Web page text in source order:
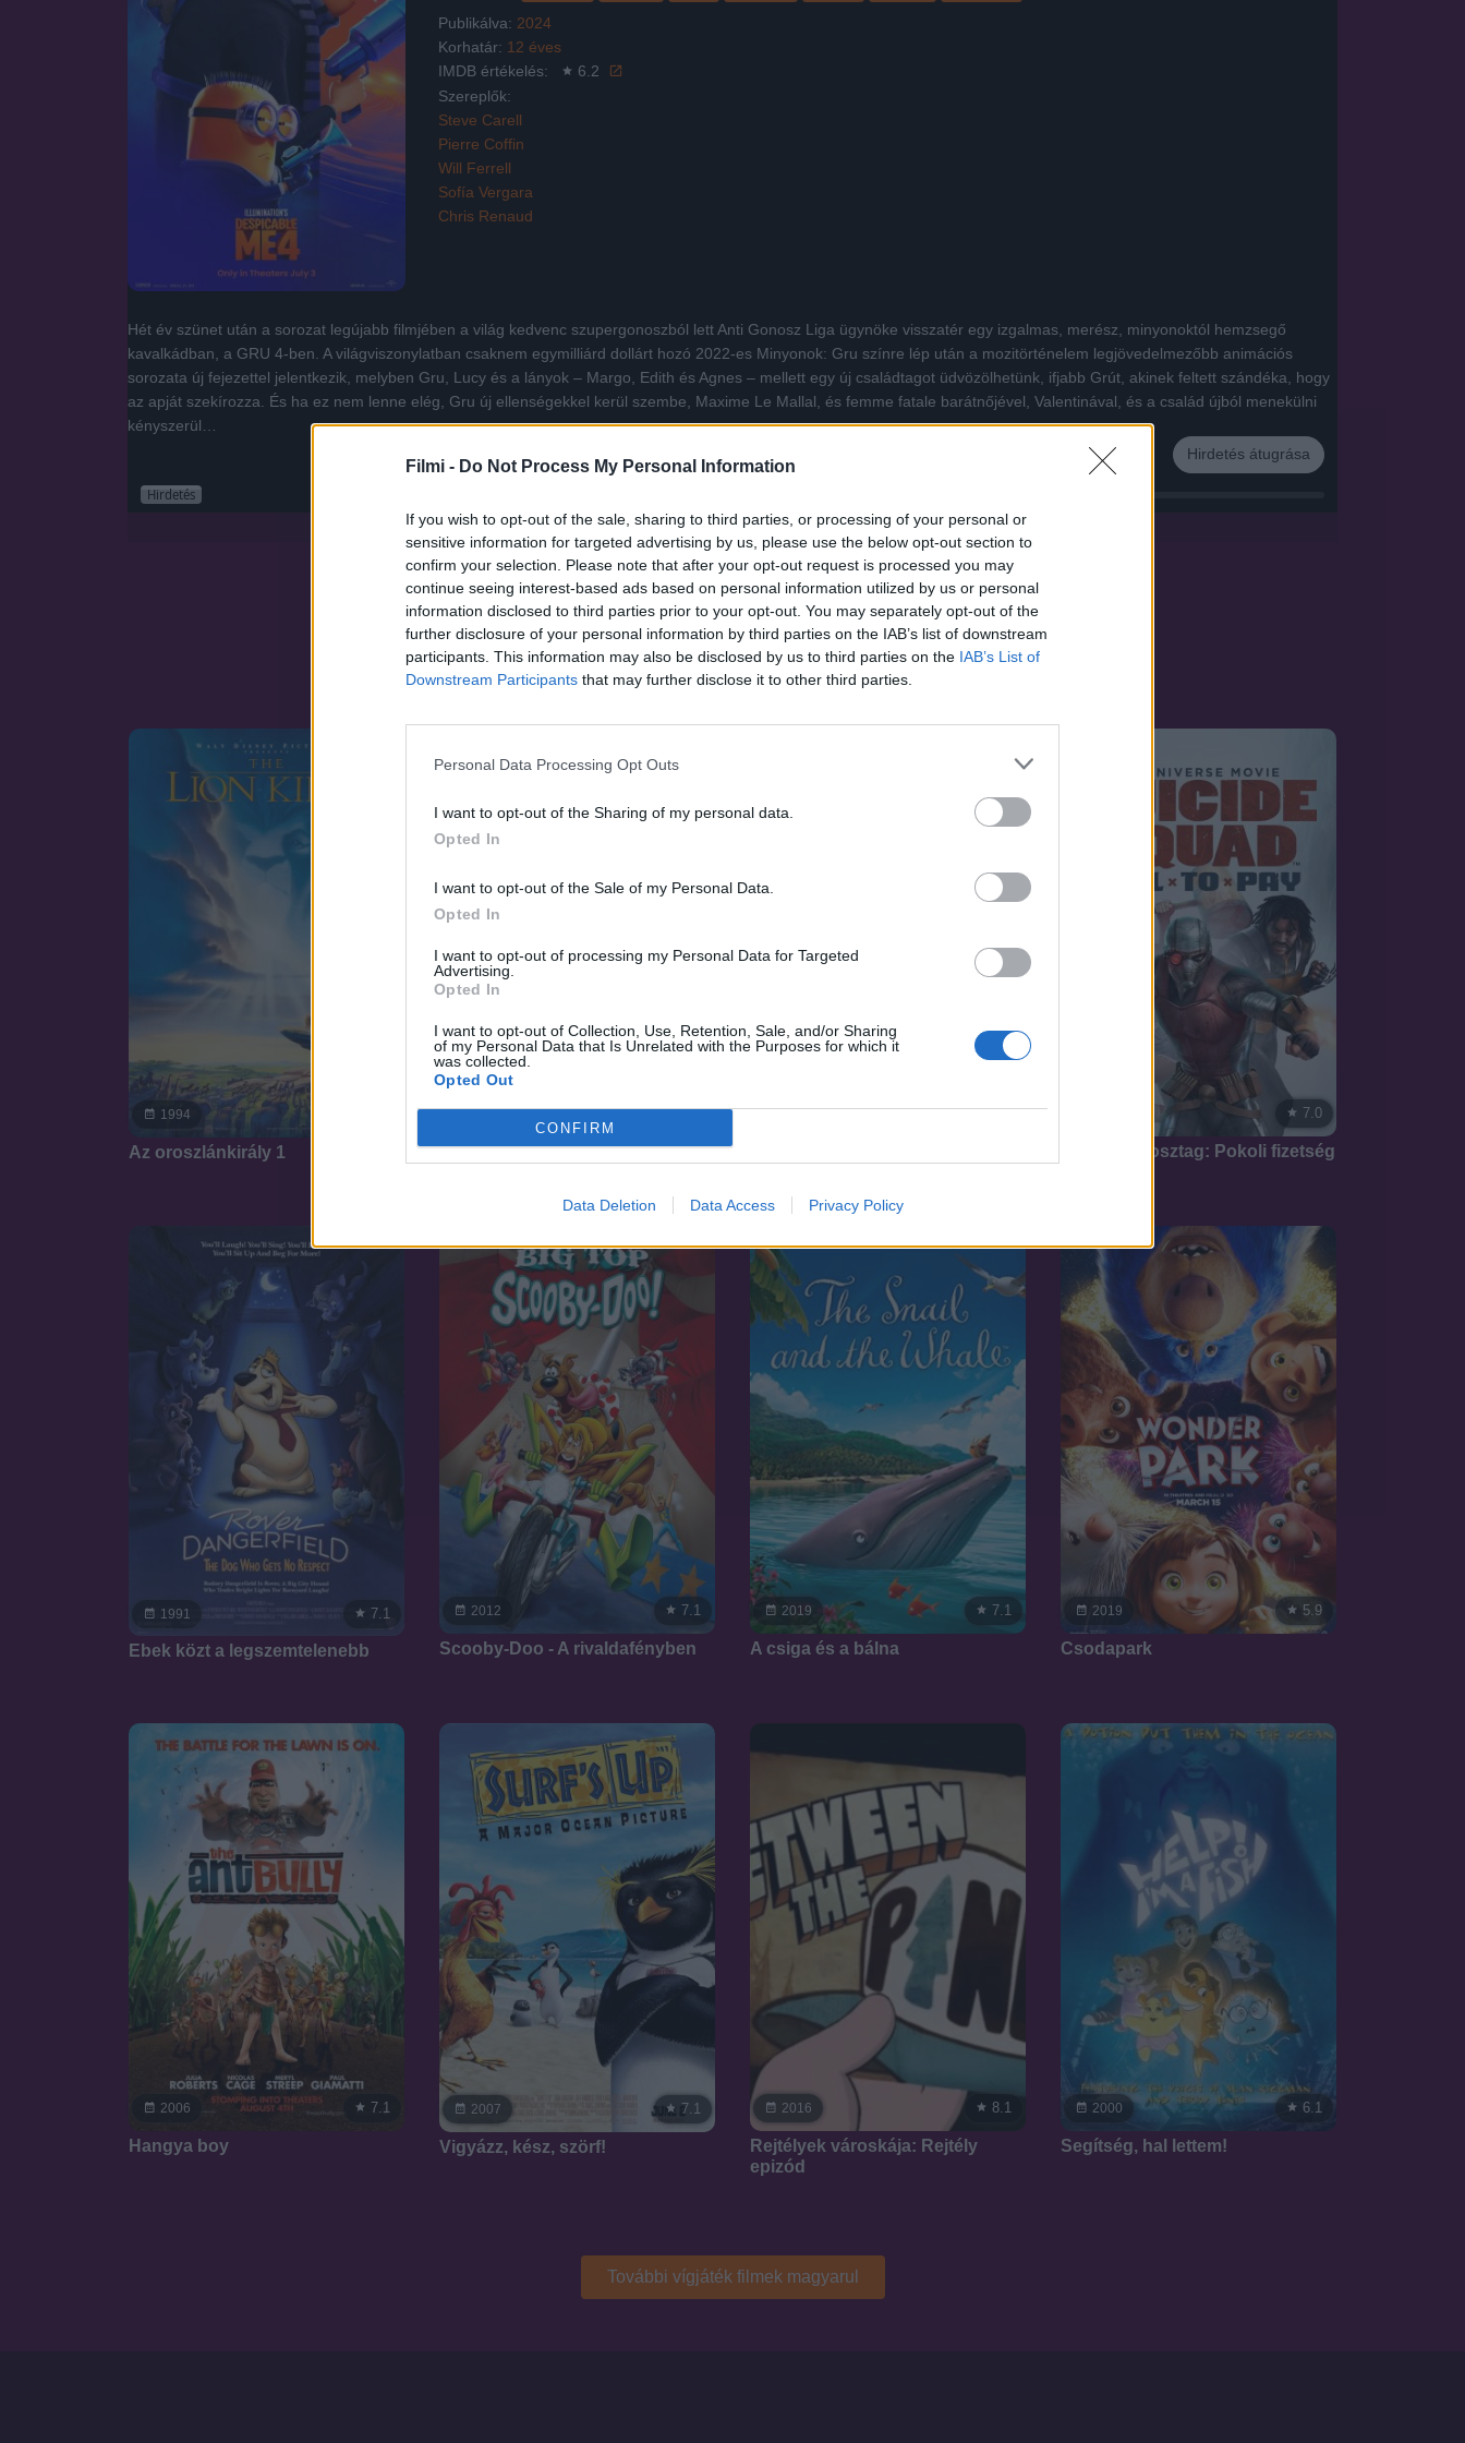
Filmi - Do Not Process My Personal Information
If you wish to opt-out of the sale, sharing to third parties, or processing of your personal or
sensitive information for targeted advertising by us, please use the below opt-out section to
confirm your selection. Please note that after your opt-out request is processed you may
continue seeing interest-based ads based on personal information utilized by us or personal
information disclosed to third parties prior to your opt-out. You may separately opt-out of the
further disclosure of your personal information by third parties on the IAB’s list of downstream
participants. This information may also be disclosed by us to third parties on the IAB’s List of
Downstream Participants that may further disclose it to other third parties.
Personal Data Processing Opt Outs
I want to opt-out of the Sharing of my personal data.
Opted In
I want to opt-out of the Sale of my Personal Data.
Opted In
I want to opt-out of processing my Personal Data for Targeted
Advertising.
Opted In
I want to opt-out of Collection, Use, Retention, Sale, and/or Sharing
of my Personal Data that Is Unrelated with the Purposes for which it
was collected.
Opted Out
CONFIRM
Data Deletion Data Access Privacy Policy
Hirdetés
Hirdetés átugrása
Publikálva: 2024
Korhatár: 12 éves
IMDB értékelés:
6.2
Szereplők:
Steve Carell
Pierre Coffin
Will Ferrell
Sofía Vergara
Chris Renaud
Hét év szünet után a sorozat legújabb filmjében a világ kedvenc szupergonoszból lett Anti Gonosz Liga ügynöke visszatér egy izgalmas, merész, minyonoktól hemzsegő
kavalkádban, a GRU 4-ben. A világviszonylatban csaknem egymilliárd dollárt hozó 2022-es Minyonok: Gru színre lép után a mozitörténelem legjövedelmezőbb animációs
sorozata új fejezettel jelentkezik, melyben Gru, Lucy és a lányok – Margo, Edith és Agnes – mellett egy új családtagot üdvözölhetünk, ifjabb Grút, akinek feltett szándéka, hogy
az apját szekírozza. És ha ez nem lenne elég, Gru új ellenségekkel kerül szembe, Maxime Le Mallal, és femme fatale barátnőjével, Valentinával, és a család újból menekülni
kényszerül…
Tetszett a film? Oszd meg:
Hasonló teljes filmek magyarul
1994
Az oroszlánkirály 1
2001 8.6
Providence a rejtélyes kisváros
2022 7.1 7.0
Öngyilkos osztag: Pokoli fizetség
1991 7.1
Ebek közt a legszemtelenebb
2012 7.1
Scooby-Doo - A rivaldafényben
2019 7.1
A csiga és a bálna
2019 5.9
Csodapark
2006 7.1
Hangya boy
2007 7.1
Vigyázz, kész, szörf!
2016 8.1
Rejtélyek városkája: Rejtély
epizód
2000 6.1
Segítség, hal lettem!
További vígjáték filmek magyarul